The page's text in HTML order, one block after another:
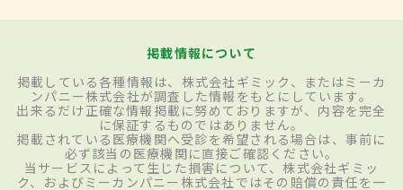
掲載情報について
掲載している各種情報は、株式会社ギミック、またはミーカ
ンパニー株式会社が調査した情報をもとにしています。
出来るだけ正確な情報掲載に努めておりますが、内容を完全
に保証するものではありません。
掲載されている医療機関へ受診を希望される場合は、事前に
必ず該当の医療機関に直接ご確認ください。
当サービスによって生じた損害について、株式会社ギミッ
ク、およびミーカンパニー株式会社ではその賠償の責任を一